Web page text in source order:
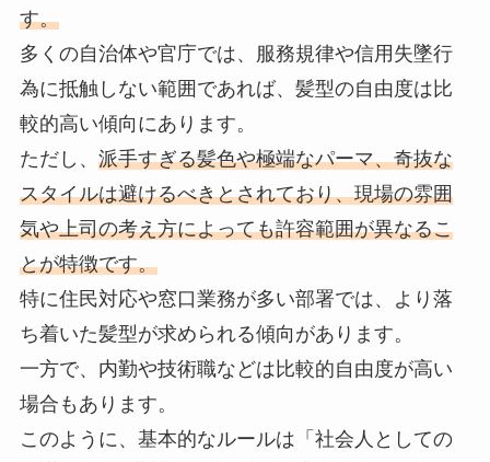
す。
多くの自治体や官庁では、服務規律や信用失墜行
為に抵触しない範囲であれば、髪型の自由度は比
較的高い傾向にあります。
ただし、 派手すぎる髪色や極端なパーマ、奇抜な
スタイルは避けるべきとされており、現場の雰囲
気や上司の考え方によっても許容範囲が異なるこ
とが特徴です。
特に住民対応や窓口業務が多い部署では、より落
ち着いた髪型が求められる傾向があります。
一方で、内勤や技術職などは比較的自由度が高い
場合もあります。
このように、基本的なルールは「社会人としての